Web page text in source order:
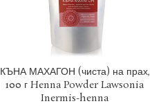
1 EUR = 1.95583 BGN
ДОБАВЯНЕ В КОЛИЧКАТА
КЪНА МАХАГОН (чиста) на прах,
100 г Henna Powder Lawsonia
Inermis-henna